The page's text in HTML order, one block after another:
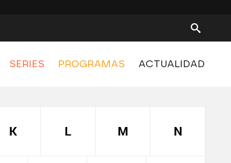
SERIES PROGRAMAS ACTUALIDAD
K L M N